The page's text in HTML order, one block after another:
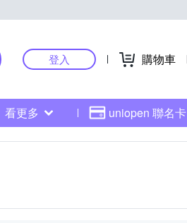
登入 購物車
看更多 uniopen 聯名卡